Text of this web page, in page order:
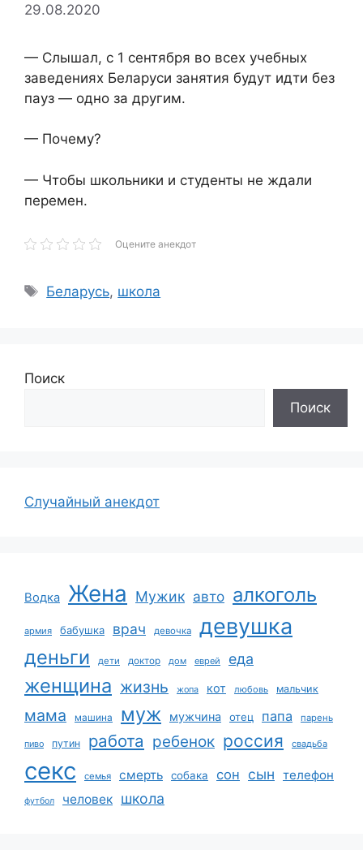
29.08.2020
— Слышал, с 1 сентября во всех учебных
заведениях Беларуси занятия будут идти без
пауз — одно за другим.
— Почему?
— Чтобы школьники и студенты не ждали
перемен.
Оцените анекдот
Метки
Беларусь, школа
Поиск
Поиск
Случайный анекдот
Водка Жена Мужик авто алкоголь
армия бабушка врач девочка девушка
деньги дети доктор дом еврей еда
женщина жизнь жопа кот любовь мальчик
мама машина муж мужчина отец папа парень
пиво путин работа ребенок россия свадьба
секс семья смерть собака сон сын телефон
футбол человек школа